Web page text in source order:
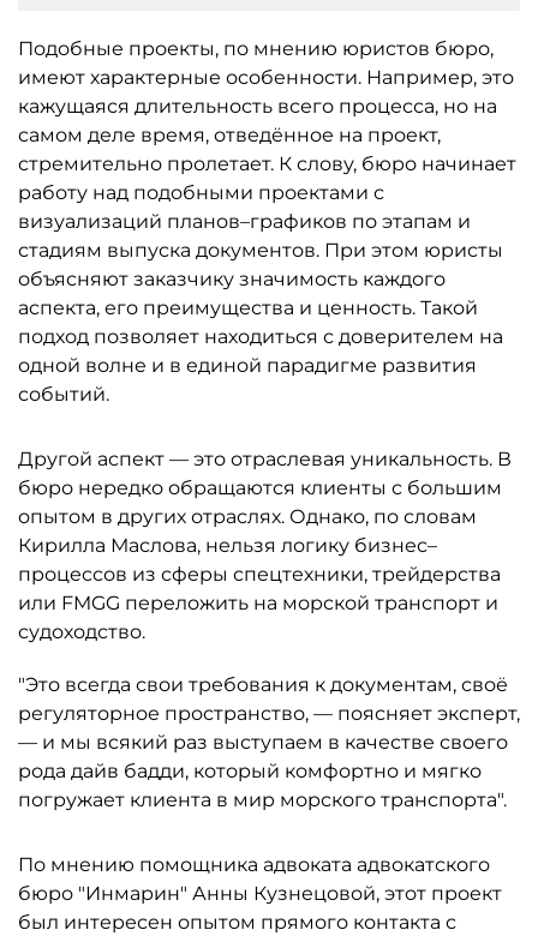
Подобные проекты, по мнению юристов бюро,
имеют характерные особенности. Например, это
кажущаяся длительность всего процесса, но на
самом деле время, отведённое на проект,
стремительно пролетает. К слову, бюро начинает
работу над подобными проектами с
визуализаций планов–графиков по этапам и
стадиям выпуска документов. При этом юристы
объясняют заказчику значимость каждого
аспекта, его преимущества и ценность. Такой
подход позволяет находиться с доверителем на
одной волне и в единой парадигме развития
событий.
Другой аспект — это отраслевая уникальность. В
бюро нередко обращаются клиенты с большим
опытом в других отраслях. Однако, по словам
Кирилла Маслова, нельзя логику бизнес–
процессов из сферы спецтехники, трейдерства
или FMGG переложить на морской транспорт и
судоходство.
"Это всегда свои требования к документам, своё
регуляторное пространство, — поясняет эксперт,
— и мы всякий раз выступаем в качестве своего
рода дайв бадди, который комфортно и мягко
погружает клиента в мир морского транспорта".
По мнению помощника адвоката адвокатского
бюро "Инмарин" Анны Кузнецовой, этот проект
был интересен опытом прямого контакта с